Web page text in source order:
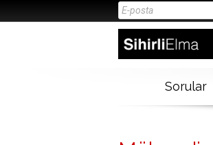
Sorular